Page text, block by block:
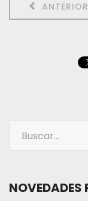
ANTERIOR
NOVEDADES